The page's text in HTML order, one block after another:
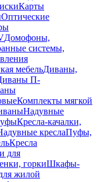
Карты
Оптические
Домофоны,
системы,
мебельДиваны,
П-
Комплекты мягкой
Надувные
Кресла-качалки,
креслаПуфы,
Кресла
для
горкиШкафы-
жилой